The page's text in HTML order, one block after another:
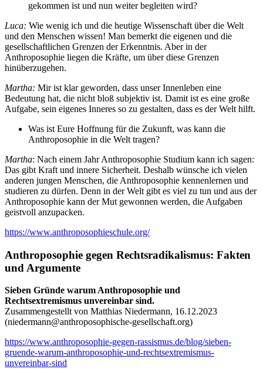
gekommen ist und nun weiter begleiten wird?
Luca: Wie wenig ich und die heutige Wissenschaft über die Welt
und den Menschen wissen! Man bemerkt die eigenen und die
gesellschaftlichen Grenzen der Erkenntnis. Aber in der
Anthroposophie liegen die Kräfte, um über diese Grenzen
hinüberzugehen.
Martha: Mir ist klar geworden, dass unser Innenleben eine
Bedeutung hat, die nicht bloß subjektiv ist. Damit ist es eine große
Aufgabe, sein eigenes Inneres so zu gestalten, dass es der Welt hilft.
Was ist Eure Hoffnung für die Zukunft, was kann die
Anthroposophie in die Welt tragen?
Martha: Nach einem Jahr Anthroposophie Studium kann ich sagen:
Das gibt Kraft und innere Sicherheit. Deshalb wünsche ich vielen
anderen jungen Menschen, die Anthroposophie kennenlernen und
studieren zu dürfen. Denn in der Welt gibt es viel zu tun und aus der
Anthroposophie kann der Mut gewonnen werden, die Aufgaben
geistvoll anzupacken.
https://www.anthroposophieschule.org/
Anthroposophie gegen Rechtsradikalismus: Fakten
und Argumente
Sieben Gründe warum Anthroposophie und
Rechtsextremismus unvereinbar sind.
Zusammengestellt von Matthias Niedermann, 16.12.2023
(niedermann@anthroposophische-gesellschaft.org)
https://www.anthroposophie-gegen-rassismus.de/blog/sieben-
gruende-warum-anthroposophie-und-rechtsextremismus-
unvereinbar-sind